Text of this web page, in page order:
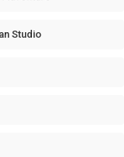
Studio